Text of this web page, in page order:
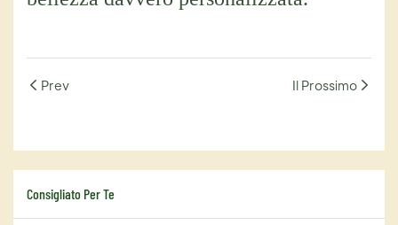
Prev Il Prossimo
Consigliato Per Te